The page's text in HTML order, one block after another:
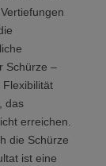
Schürze –
Flexibilität
das
erreichen.
die Schürze
ist eine